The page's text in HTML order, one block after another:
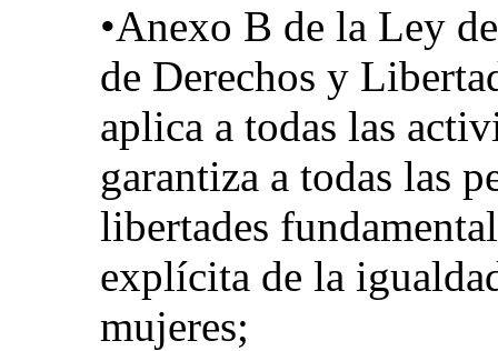
•Anexo B de la Ley
de Derechos y
aplica a todas las
garantiza a todas las
libertades
explícita de la
mujeres;